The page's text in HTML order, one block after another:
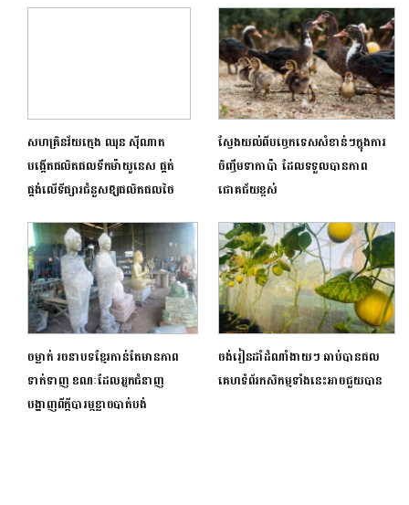
សហគ្រិន​វ័យ​ក្មេង​ ឈុន ស៊ីណាត
បង្កើតផលិតផល​ទឹក​ម៉ាយូនេស​ ផ្គត់
ផ្គង់លើទីផ្សារ​ជំនួស​ឱ្យផលិតផលថៃ
ស្វែងយល់ពីបច្ចេកទេសសំខាន់ៗក្នុងការ
ចិញ្ចឹមទាកាប៉ា ដែលទទួលបានភាព
ជោគជ័យខ្ពស់
ចម្លាក់ រចនាបទខ្មែរកាន់តែមានភាព
ទាក់ទាញ ខណៈដែលអ្នកជំនាញ
បង្ហាញពីក្ដីបារម្ភខ្លាចបាត់បង់
ចង់រៀនដាំដំណាំងាយៗ ឆាប់បានផល
គេហទំព័រកសិកម្មទាំងនេះអាចជួយបាន